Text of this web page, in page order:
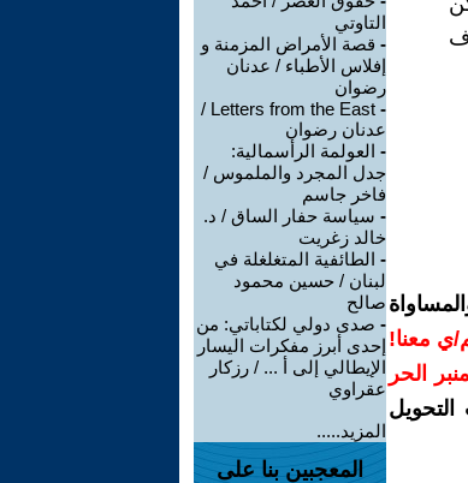
ي معنا!
الحر
التحويل
التاوتي
- قصة الأمراض المزمنة و
إفلاس الأطباء / عدنان
رضوان
-
Letters from the East /
عدنان رضوان
- العولمة الرأسمالية:
جدل المجرد والملموس /
فاخر جاسم
- سياسة حفار الساق / د.
خالد زغريت
- الطائفية المتغلغلة في
لبنان / حسين محمود
صالح
- صدى دولي لكتاباتي: من
إحدى أبرز مفكرات اليسار
الإيطالي إلى أ ... / رزكار
عقراوي
المزيد.....
المعجبين بنا على